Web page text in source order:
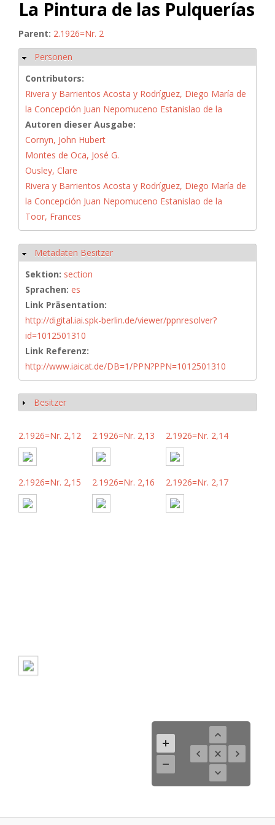
La Pintura de las Pulquerías
Parent: 2.1926=Nr. 2
Hide
Personen
Contributors:
Rivera y Barrientos Acosta y Rodríguez, Diego María de
la Concepción Juan Nepomuceno Estanislao de la
Autoren dieser Ausgabe:
Cornyn, John Hubert
Montes de Oca, José G.
Ousley, Clare
Rivera y Barrientos Acosta y Rodríguez, Diego María de
la Concepción Juan Nepomuceno Estanislao de la
Toor, Frances
Hide
Metadaten Besitzer
Sektion: section
Sprachen: es
Link Präsentation:
http://digital.iai.spk-berlin.de/viewer/ppnresolver?
id=1012501310
Link Referenz:
http://www.iaicat.de/DB=1/PPN?PPN=1012501310
Show
Besitzer
2.1926=Nr. 2,12 2.1926=Nr. 2,13 2.1926=Nr. 2,14
2.1926=Nr. 2,15 2.1926=Nr. 2,16 2.1926=Nr. 2,17